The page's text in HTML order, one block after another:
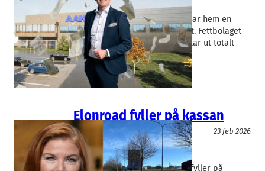
AAK
Johan Westman
AAK:s vd Johan Westman kammar hem en
rejäl bonus för det gångna året. Fettbolaget
med huvudkontor i Hyllie betalar ut totalt
68,7 Mkr i rörlig…
Elonroad fyller på kassan
Infrastruktur Miljöteknik
23 feb 2026
Elonroad
Karin Ebbinghaus
Elonroad i Lund, som tillverkar
laddningsskenor för elfordon, fyller på